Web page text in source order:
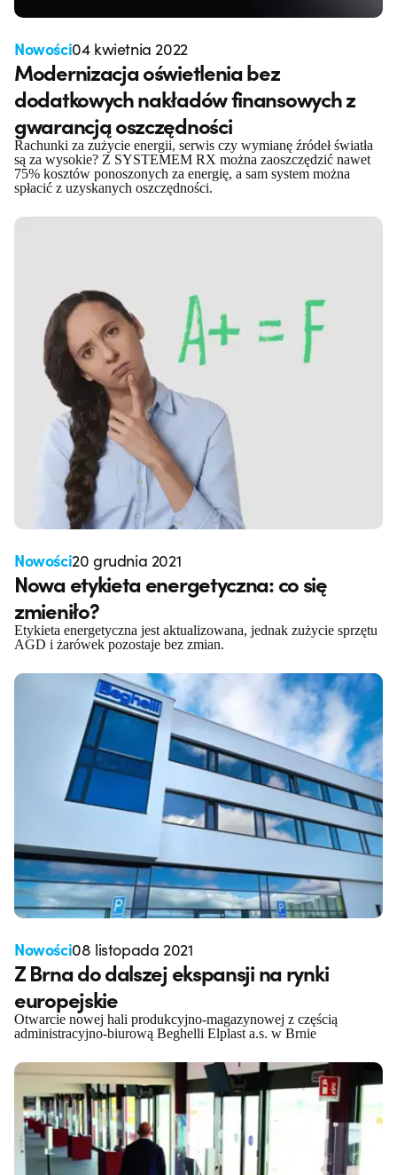
Nowości04 kwietnia 2022
Modernizacja oświetlenia bez
dodatkowych nakładów finansowych z
gwarancją oszczędności
Rachunki za zużycie energii, serwis czy wymianę źródeł światła
są za wysokie? Z SYSTEMEM RX można zaoszczędzić nawet
75% kosztów ponoszonych za energię, a sam system można
spłacić z uzyskanych oszczędności.
Nowości20 grudnia 2021
Nowa etykieta energetyczna: co się
zmieniło?
Etykieta energetyczna jest aktualizowana, jednak zużycie sprzętu
AGD i żarówek pozostaje bez zmian.
Nowości08 listopada 2021
Z Brna do dalszej ekspansji na rynki
europejskie
Otwarcie nowej hali produkcyjno-magazynowej z częścią
administracyjno-biurową Beghelli Elplast a.s. w Brnie